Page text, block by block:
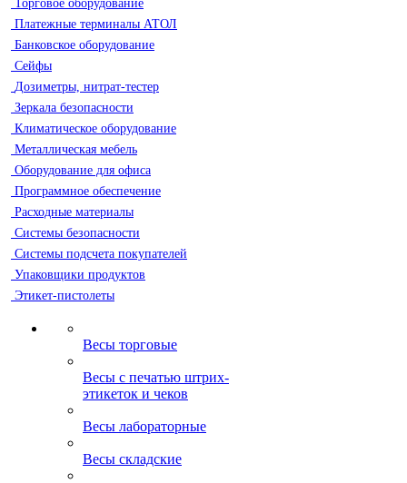
Торговое оборудование
Платежные терминалы АТОЛ
Банковское оборудование
Сейфы
Дозиметры, нитрат-тестер
Зеркала безопасности
Климатическое оборудование
Металлическая мебель
Оборудование для офиса
Программное обеспечение
Расходные материалы
Системы безопасности
Системы подсчета покупателей
Упаковщики продуктов
Этикет-пистолеты
Весы торговые
Весы с печатью штрих-
этикеток и чеков
Весы лабораторные
Весы складские